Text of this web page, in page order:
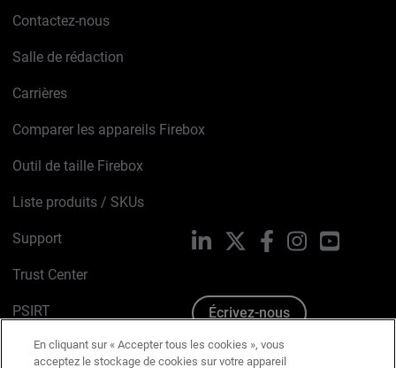
Contactez-nous
Salle de rédaction
Carrières
Comparer les appareils Firebox
Outil de taille Firebox
Liste produits / SKUs
Support
Trust Center
PSIRT
Avis sur les cookies
LinkedIn FacebookInstagramYouTube
Écrivez-nous
En cliquant sur « Accepter tous les cookies », vous
acceptez le stockage de cookies sur votre appareil